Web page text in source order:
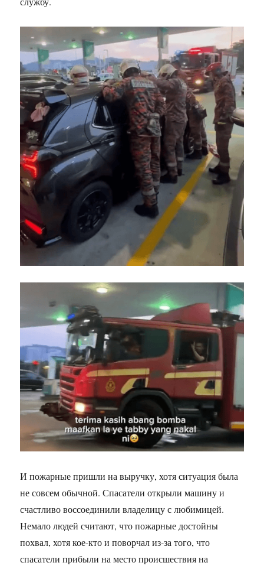
И пожарные пришли на выручку, хотя ситуация была
не совсем обычной. Спасатели открыли машину и
счастливо воссоединили владелицу с любимицей.
Немало людей считают, что пожарные достойны
похвал, хотя кое-кто и поворчал из-за того, что
спасатели прибыли на место происшествия на